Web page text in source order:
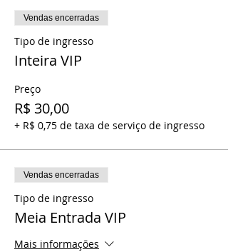
Vendas encerradas
Tipo de ingresso
Inteira VIP
Preço
R$ 30,00
+ R$ 0,75 de taxa de serviço de ingresso
Vendas encerradas
Tipo de ingresso
Meia Entrada VIP
Mais informações